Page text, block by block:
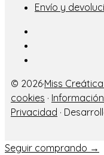
Envío y
© 2026·Miss
cookies ·
Privacidad ·
Seguir comprando →